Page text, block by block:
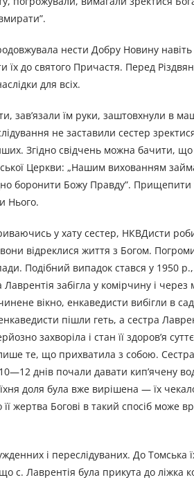
нести Добру Новину
їх до святого Причастя. Перед
для всіх.
зав’язали їм руки, заштовхнули в
не заставили сестер
Згідно свідчень можна бачити,
Церкви: „Нашим вихованням
боронити Божу Правду”. Прищепити
Нього.
у хату сестер, НКВДисти
відреклися життя з Богом.
Подібний випадок стався у 1950
забігла у комірчину і через
вікно, енкаведисти вибігли в
пішли геть, а сестра
захворіла і стан її здоров’я
те, що прихватила з собою.
днів почали давати кип’ячену
доля була вже вирішена — їх
жертва Богові в такий спосіб може
і переслідуваних. До Томська
с. Лаврентія була прикута до ліжка